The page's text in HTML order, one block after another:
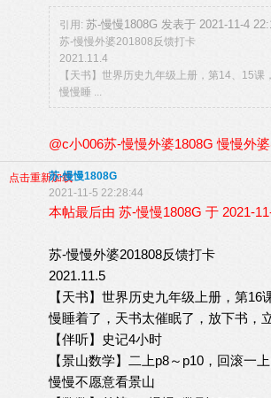
引用: 苏-慢慢1808G 发表于 2021-11-4
苏-慢慢外婆201808反馈打卡
2021.11.4
【天书】世界历史九年级上册，第14、15课
慢慢睡 ...
@c小006苏-慢慢外婆1808G 慢慢外
点击重新加载苏-慢慢1808G
2021-11-5 22:28:44
本帖最后由 苏-慢慢1808G 于 2021-
苏-慢慢外婆201808反馈打卡
2021.11.5
【天书】世界历史九年级上册，第16
慢睡着了，天书太催眠了，放下书，
【伴听】史记4小时
【景山数学】二上p8～p10，回滚一
慢慢不愿意看景山